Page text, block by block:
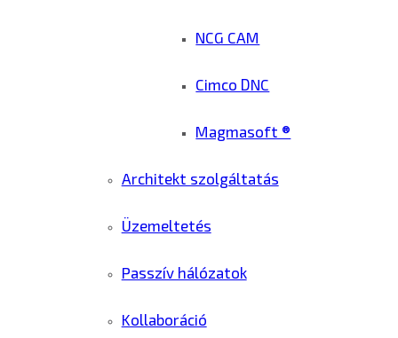
NCG CAM
Cimco DNC
Magmasoft ®
Architekt szolgáltatás
Üzemeltetés
Passzív hálózatok
Kollaboráció